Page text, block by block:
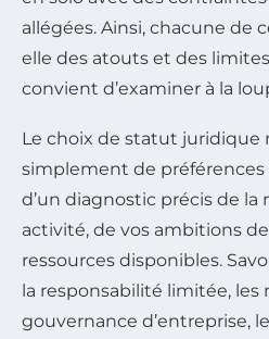
allégées. Ainsi, chacune de
elle des atouts et des
convient d’examiner à la
Le choix de statut juridique
simplement de préférences
d’un diagnostic précis de la
activité, de vos ambitions
ressources disponibles.
la responsabilité limitée, les
gouvernance d’entreprise,